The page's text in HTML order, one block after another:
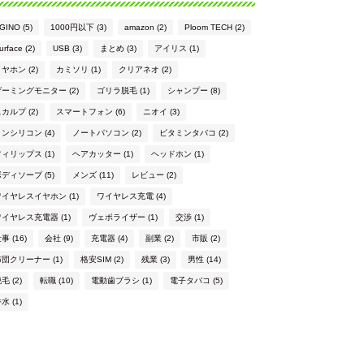
(5) 1000円以下(3) amazon (2) Ploom TECH(2)
(2) USB (3) まとめ(3) アイリス (1)
ヤホン (2) カミソリ (1) クリアネオ (2)
ーミングモニター (2) ゴリラ脱毛(1) シャンプー (8)
カルプ(2) スマートフォン (6) ニオイ (3)
ンシリコン (4) ノートパソコン (2) ビタミンタバコ (2)
ィリップス (1) ヘアカッター (1) ヘッドホン (1)
ディソープ(5) メンズ(11) レビュー (2)
イヤレスイヤホン (1) ワイヤレス充電(4)
イヤレス充電器(1) ヴェポライザー (1) 交渉(1)
事(16) 会社(9) 充電器(4) 副業(2) 市販 (2)
団クリーナー (1) 格安SIM(2) 残業(3) 男性(14)
毛(2) 転職(10) 電動歯ブラシ (1) 電子タバコ (5)
水(1)